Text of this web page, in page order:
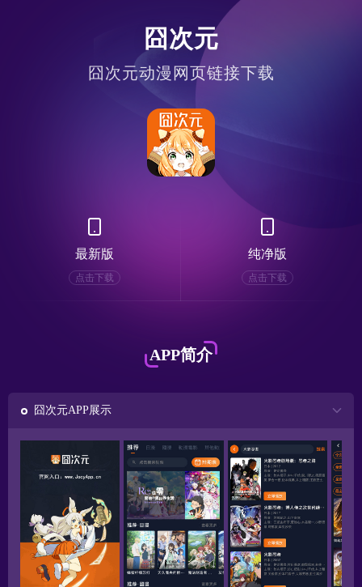
囧次元
囧次元动漫网页链接下载
最新版
点击下载
纯净版
点击下载
APP简介
囧次元APP展示